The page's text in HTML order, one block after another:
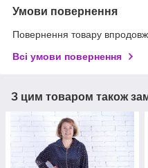
Умови повернення
Повернення товару
Всі умови повернення
З цим товаром також